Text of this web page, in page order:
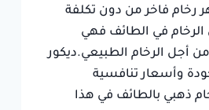
فاخر من دون تكلفة
الرخام في الطائف فهي
الرخام الطبيعي.ديكور
وأسعار تنافسية
ذهبي بالطائف في هذا
سلمان بن خالد
حي الرميدة, الطائف